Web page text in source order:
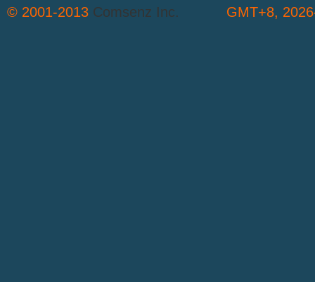
GMT+8,
© 2001-2013 Comsenz Inc.